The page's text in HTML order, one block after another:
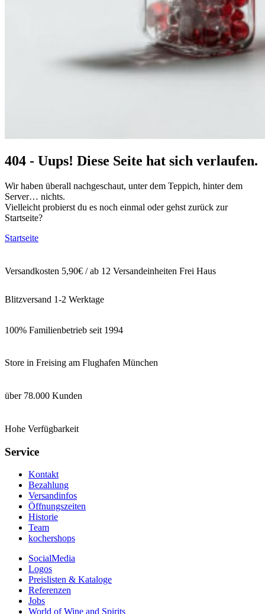
404 - Uups! Diese Seite hat sich verlaufen.
Wir haben überall nachgeschaut, unter dem Teppich, hinter dem
Server… nichts.
Vielleicht probierst du es noch einmal oder gehst zurück zur
Startseite?
Startseite
Versandkosten 5,90€ / ab 12 Versandeinheiten Frei Haus
Blitzversand 1-2 Werktage
100% Familienbetrieb seit 1994
Store in Freising am Flughafen München
über 78.000 Kunden
Hohe Verfügbarkeit
Service
Kontakt
Bezahlung
Versandinfos
Öffnungszeiten
Historie
Team
kochershops
SocialMedia
Logos
Preislisten & Kataloge
Referenzen
Jobs
World of Wine and Spirits